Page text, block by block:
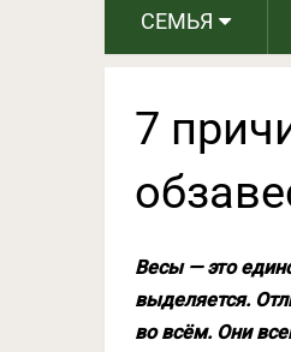
СЕМЬЯ
7
Весы — это
выделяется.
во всём. Они